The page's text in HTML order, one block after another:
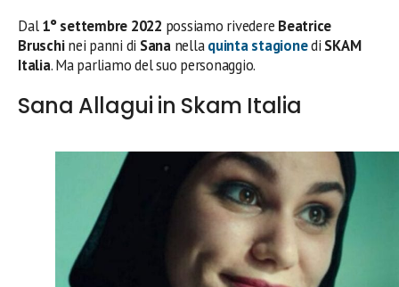
Dal1° settembre 2022 possiamo rivedere Beatrice
Bruschinei panni di Sananellaquinta stagionedi SKAM
Italia. Ma parliamo del suo personaggio.
Sana Allagui in Skam Italia